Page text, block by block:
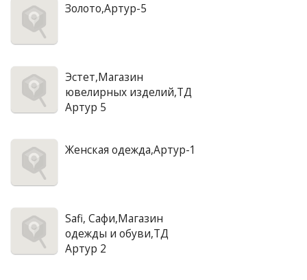
Золото,Артур-5
Эстет,Магазин
ювелирных изделий,ТД
Артур 5
Женская одежда,Артур-1
Safi, Сафи,Магазин
одежды и обуви,ТД
Артур 2